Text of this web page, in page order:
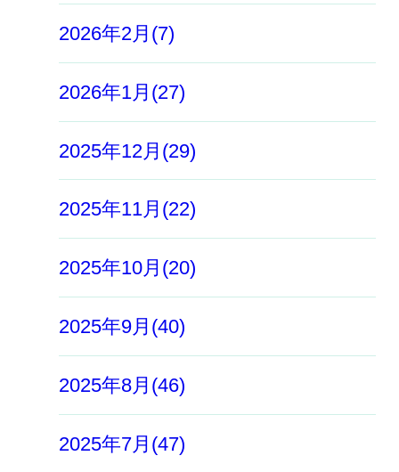
2026年2月(7)
2026年1月(27)
2025年12月(29)
2025年11月(22)
2025年10月(20)
2025年9月(40)
2025年8月(46)
2025年7月(47)